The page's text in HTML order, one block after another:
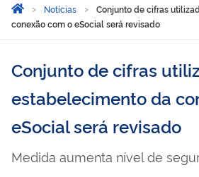
Você está aqui:
Página Inicial
Notícias
Conjunto de cifras
conexão com o eSocial será revisado
Conjunto de cifras
estabelecimento da
eSocial será revisado
Medida aumenta nível de